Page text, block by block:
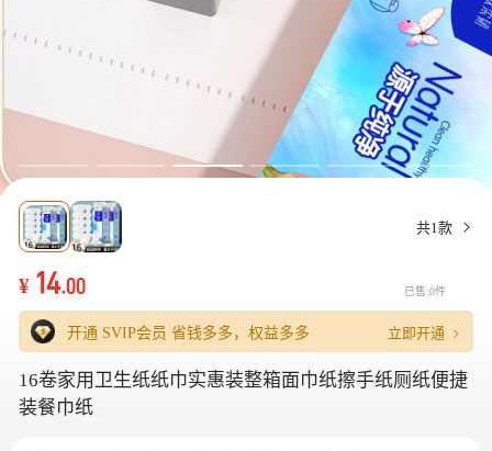
共1款
¥ 14.00 已售:0件
开通 SVIP会员 省钱多多，权益多多 立即开通
16卷家用卫生纸纸巾实惠装整箱面巾纸擦手纸厕纸便捷
装餐巾纸